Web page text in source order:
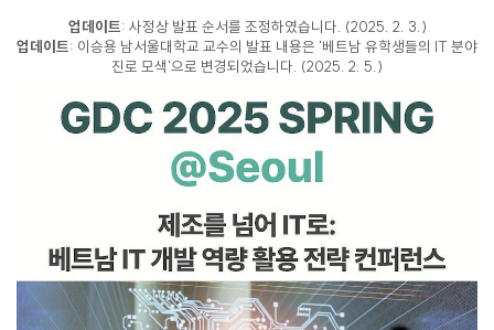
업데이트: 사정상 발표 순서를 조정하였습니다. (2025. 2. 3.)
업데이트: 이승용 남서울대학교 교수의 발표 내용은 '베트남 유학생들의 IT 분야
진로 모색'으로 변경되었습니다. (2025. 2. 5.)